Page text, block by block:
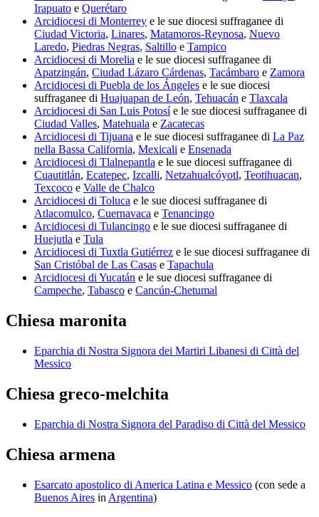
Irapuato e Querétaro
Arcidiocesi di Monterrey e le sue diocesi suffraganee di
Ciudad Victoria, Linares, Matamoros-Reynosa, Nuevo
Laredo, Piedras Negras, Saltillo e Tampico
Arcidiocesi di Morelia e le sue diocesi suffraganee di
Apatzingán, Ciudad Lázaro Cárdenas, Tacámbaro e Zamora
Arcidiocesi di Puebla de los Ángeles e le sue diocesi
suffraganee di Huajuapan de León, Tehuacán e Tlaxcala
Arcidiocesi di San Luis Potosíe le sue diocesi suffraganee di
Ciudad Valles, Matehuala e Zacatecas
Arcidiocesi di Tijuana e le sue diocesi suffraganee di La Paz
nella Bassa California, Mexicali e Ensenada
Arcidiocesi di Tlalnepantla e le sue diocesi suffraganee di
Cuautitlán, Ecatepec, Izcalli, Netzahualcóyotl, Teotihuacan,
Texcoco e Valle de Chalco
Arcidiocesi di Toluca e le sue diocesi suffraganee di
Atlacomulco, Cuernavaca e Tenancingo
Arcidiocesi di Tulancingo e le sue diocesi suffraganee di
Huejutla e Tula
Arcidiocesi di Tuxtla Gutiérrez e le sue diocesi suffraganee di
San Cristóbal de Las Casas e Tapachula
Arcidiocesi di Yucatán e le sue diocesi suffraganee di
Campeche, Tabasco e Cancún-Chetumal
Chiesa maronita
Eparchia di Nostra Signora dei Martiri Libanesi di Città del
Messico
Chiesa greco-melchita
Eparchia di Nostra Signora del Paradiso di Città del Messico
Chiesa armena
Esarcato apostolico di America Latina e Messico (con sede a
Buenos Aires in Argentina)